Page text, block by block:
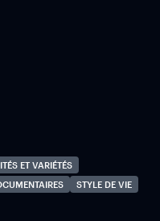
ET VARIÉTÉS
STYLE DE VIE